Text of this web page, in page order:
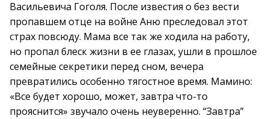
Васильевича Гоголя. После известия о без вести
пропавшем отце на войне Аню преследовал этот
страх повсюду. Мама все так же ходила на работу,
но пропал блеск жизни в ее глазах, ушли в прошлое
семейные секретики перед сном, вечера
превратились особенно тягостное время. Мамино:
«Все будет хорошо, может, завтра что-то
прояснится» звучало очень неуверенно. “Завтра”